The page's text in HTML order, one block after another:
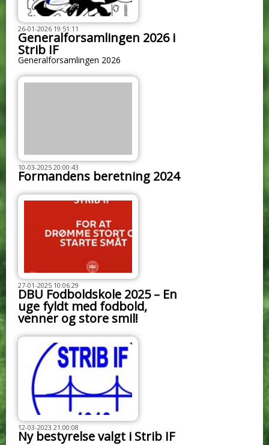
26-01-2026 19:51:11
Generalforsamlingen 2026 i
Strib IF
Generalforsamlingen 2026
10-03-2025 20:00:43
Formandens beretning 2024
27-01-2025 10:06:29
DBU Fodboldskole 2025 – En
uge fyldt med fodbold,
venner og store smil!
12-03-2023 21:00:08
Ny bestyrelse valgt i Strib IF